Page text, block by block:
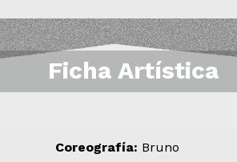
Ficha Artística
Coreografía: Bruno